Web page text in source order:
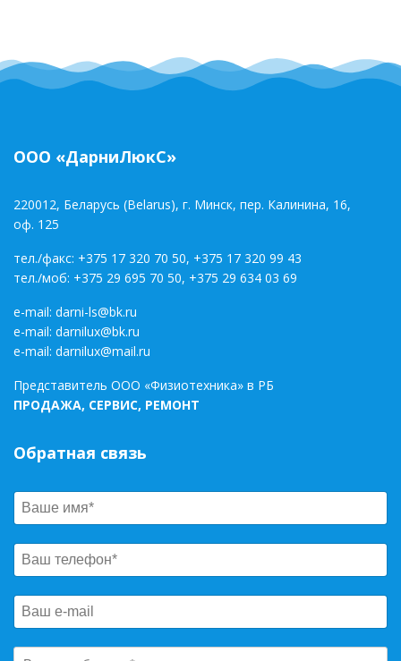
ООО «ДарниЛюкС»
220012, Беларусь (Belarus), г. Минск, пер. Калинина, 16,
оф. 125
тел./факс: +375 17 320 70 50, +375 17 320 99 43
тел./моб: +375 29 695 70 50, +375 29 634 03 69
e-mail: darni-ls@bk.ru
e-mail: darnilux@bk.ru
e-mail: darnilux@mail.ru
Представитель ООО «Физиотехника» в РБ
ПРОДАЖА, СЕРВИС, РЕМОНТ
Обратная связь